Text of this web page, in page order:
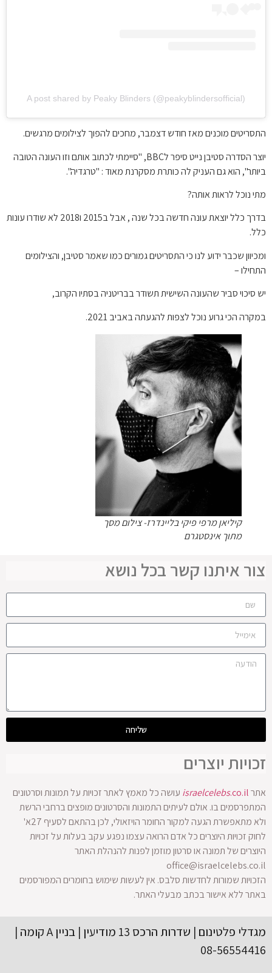
A post shared by Peaky Blinders (@peakyblindersofficial)
התסריטים מוכנים מאז חודש דצמבר, מחכים להפוך לצילומים מרגשים.
יוצר הסדרה סטיבן נייט סיפר לBBC, "סיימתי לכתוב אותם וזו העונה הטובה
ביותר", הוא גם העניק לה כותרת מסקרנת מאוד : "טרגדיה".
מתי נוכל לראות אותה?
בדרך כלל יוצאת עונה חדשה בכל שנה , אבל ב2015 ו2018 לא שודרו עונות
כלל.
ומכיוון שכבר ידוע לנו כי התסריטים גמורים כמו שאמר סטיבן, והצילומים
התחילו –
יש סיכוי סביר שהעונה השישית תשודר בבריטניה בסתיו הקרוב,
במקרה הכי גרוע נוכל לצפות להגעתה באביב 2021.
קיליאן מרפי פיקי בליינדרז- צילום מסך
מתוך אינסטגרם
צור איתנו קשר בכל נושא
שליחה
זכויות יוצרים
אתר israelcelebs.co.il
עושה כל מאמץ לאתר זכויות על תמונות וסרטונים
המתפרסמים בו. אולם לעיתים התמונות והסרטונים מופצים ברחבי הרשת
ולא מתאפשרת הגעה למקור החומר הויזאולי, לכן בהתאם לסעיף 27א'
לחוק זכויות היוצרים כל אדם הרואה עצמו נפגע עקב בעלות על זכויות
היוצרים של תמונה או סרטון מוזמן לפנות להנהלת האתר
office@israelcelebs.co.il
הזכויות שמורות לחדשות סלבס. אין לעשות שימוש בחומרים המפורסמים
באתר ללא אישור בכתב מבעלי האתר.
מגדלי פלטינום | שדרות הרכס 13 מודיעין | בניין A קומה |
08-56554416